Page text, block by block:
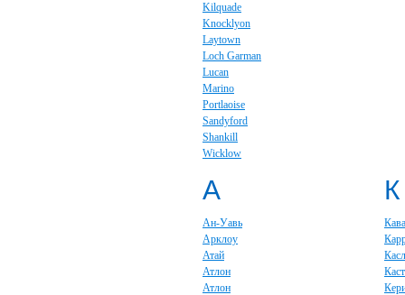
Kilquade
Knocklyon
Laytown
Loch Garman
Lucan
Marino
Portlaoise
Sandyford
Shankill
Wicklow
А
Ан-Уавь
Арклоу
Атай
Атлон
Атлон
К